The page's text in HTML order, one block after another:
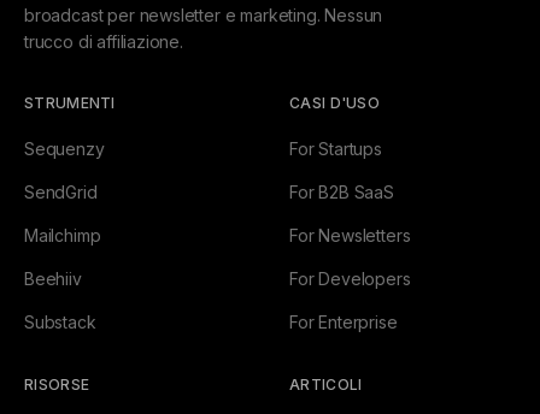
broadcast per newsletter e marketing. Nessun
trucco di affiliazione.
STRUMENTI
Sequenzy
SendGrid
Mailchimp
Beehiiv
Substack
CASI D'USO
For Startups
For B2B SaaS
For Newsletters
For Developers
For Enterprise
RISORSE ARTICOLI